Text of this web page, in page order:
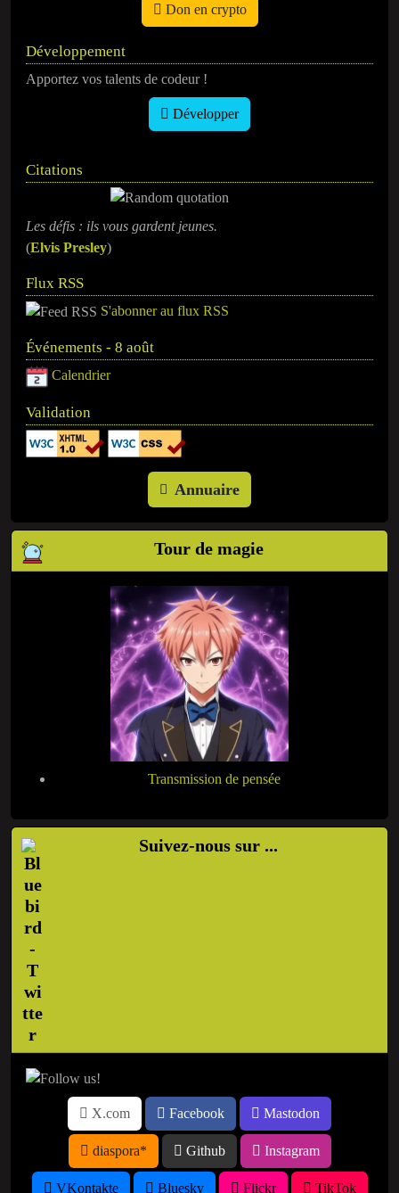
Don en crypto
Développement
Apportez vos talents de codeur !
Développer
Citations
Les défis : ils vous gardent jeunes.
(Elvis Presley)
Flux RSS
S'abonner au flux RSS
Événements - 8 août
Calendrier
Validation
Annuaire
Tour de magie
Transmission de pensée
Suivez-nous sur ...
X.com Facebook Mastodon
diaspora* Github Instagram
VKontakte Bluesky Flickr TikTok